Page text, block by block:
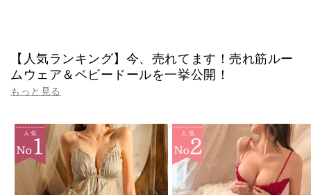
【人気ランキング】今、売れてます！売れ筋ルー
ムウェア＆ベビードールを一挙公開！
もっと見る